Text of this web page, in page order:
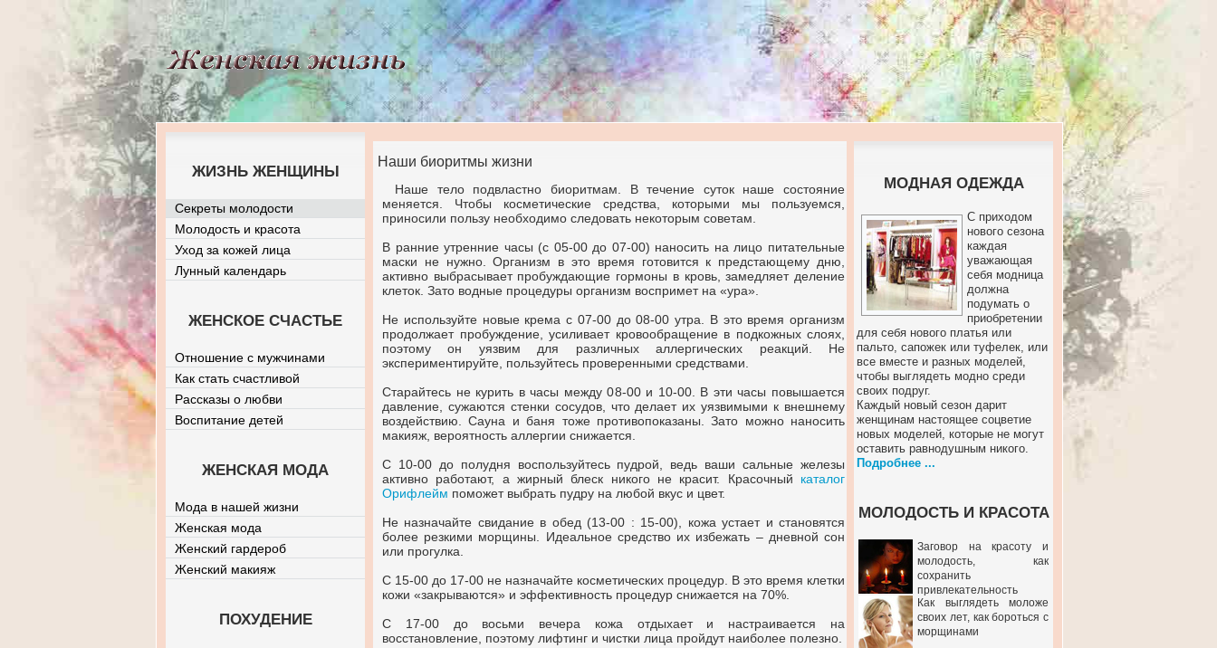
Наши биоритмы жизни
Наше тело подвластно биоритмам. В течение суток наше состояние
меняется. Чтобы косметические средства, которыми мы пользуемся,
приносили пользу необходимо следовать некоторым советам.
В ранние утренние часы (с 05-00 до 07-00) наносить на лицо питательные
маски не нужно. Организм в это время готовится к предстающему дню,
активно выбрасывает пробуждающие гормоны в кровь, замедляет деление
клеток. Зато водные процедуры организм воспримет на «ура».
Не используйте новые крема с 07-00 до 08-00 утра. В это время организм
продолжает пробуждение, усиливает кровообращение в подкожных слоях,
поэтому он уязвим для различных аллергических реакций. Не
экспериментируйте, пользуйтесь проверенными средствами.
Старайтесь не курить в часы между 08-00 и 10-00. В эти часы повышается
давление, сужаются стенки сосудов, что делает их уязвимыми к внешнему
воздействию. Сауна и баня тоже противопоказаны. Зато можно наносить
макияж, вероятность аллергии снижается.
С 10-00 до полудня воспользуйтесь пудрой, ведь ваши сальные железы
активно работают, а жирный блеск никого не красит. Красочный каталог
Орифлейм поможет выбрать пудру на любой вкус и цвет.
Не назначайте свидание в обед (13-00 : 15-00), кожа устает и становятся
более резкими морщины. Идеальное средство их избежать – дневной сон
или прогулка.
С 15-00 до 17-00 не назначайте косметических процедур. В это время клетки
кожи «закрываются» и эффективность процедур снижается на 70%.
С 17-00 до восьми вечера кожа отдыхает и настраивается на
восстановление, поэтому лифтинг и чистки лица пройдут наиболее полезно.
МОДНАЯ ОДЕЖДА
С приходом
нового сезона
каждая
уважающая
себя модница
должна
подумать о
приобретении
для себя нового платья или
пальто, сапожек или туфелек, или
все вместе и разных моделей,
чтобы выглядеть модно среди
своих подруг.
Каждый новый сезон дарит
женщинам настоящее соцветие
новых моделей, которые не могут
оставить равнодушным никого.
Подробнее ...
МОЛОДОСТЬ И КРАСОТА
Заговор на красоту и
молодость, как
сохранить
привлекательность
Как выглядеть моложе
своих лет, как бороться с
морщинами
ЖИЗНЬ ЖЕНЩИНЫ
Секреты молодости
Молодость и красота
Уход за кожей лица
Лунный календарь
ЖЕНСКОЕ СЧАСТЬЕ
Отношение с мужчинами
Как стать счастливой
Рассказы о любви
Воспитание детей
ЖЕНСКАЯ МОДА
Мода в нашей жизни
Женская мода
Женский гардероб
Женский макияж
ПОХУДЕНИЕ